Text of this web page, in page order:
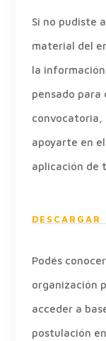
Si no pudiste
material del
la
pensado para
convocatoria,
apoyarte en
aplicación de
Podés
organización
acceder a
postulación